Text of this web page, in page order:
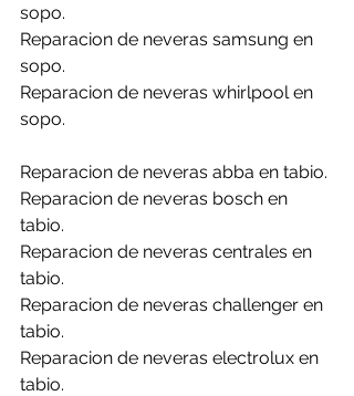
sopo.
Reparacion de neveras samsung en
sopo.
Reparacion de neveras whirlpool en
sopo.
Reparacion de neveras abba en tabio.
Reparacion de neveras bosch en
tabio.
Reparacion de neveras centrales en
tabio.
Reparacion de neveras challenger en
tabio.
Reparacion de neveras electrolux en
tabio.